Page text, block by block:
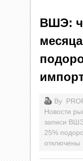
ВШЭ:
By
Новости
записи
25%
отключены